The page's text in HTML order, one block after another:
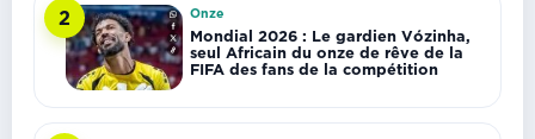
2 Onze
Mondial 2026 : Le gardien Vózinha,
seul Africain du onze de rêve de la
FIFA des fans de la compétition